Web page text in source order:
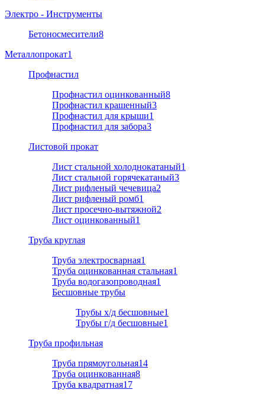
Электро - Инструменты
Бетоносмесители8
Металлопрокат1
Профнастил
Профнастил оцинкованный8
Профнастил крашенный3
Профнастил для крыши1
Профнастил для забора3
Листовой прокат
Лист стальной холоднокатаный1
Лист стальной горячекатаный3
Лист рифленый чечевица2
Лист рифленый ромб1
Лист просечно-вытяжной2
Лист оцинкованный1
Труба круглая
Труба электросварная1
Труба оцинкованная стальная1
Труба водогазопроводная1
Бесшовные трубы
Трубы х/д бесшовные1
Трубы г/д бесшовные1
Труба профильная
Труба прямоугольная14
Труба оцинкованная8
Труба квадратная17